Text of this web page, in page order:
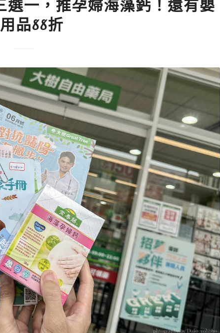
選一，推孕婦海藻鈣！還有嬰
品88折